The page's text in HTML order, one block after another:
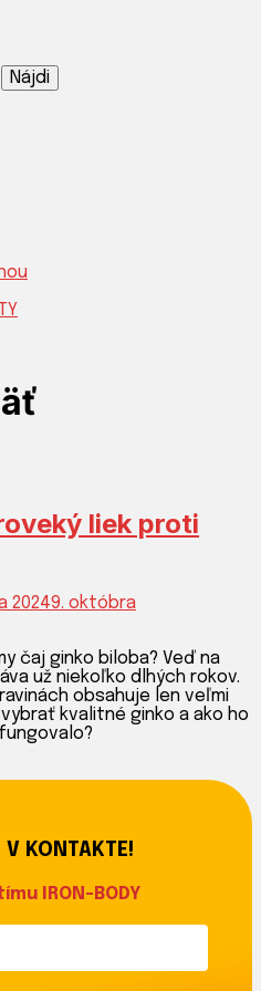
liek proti
20249. októbra
čaj ginko biloba? Veď na
už niekoľko dlhých rokov.
obsahuje len veľmi
kvalitné ginko a ako ho
V KONTAKTE!
IRON-BODY